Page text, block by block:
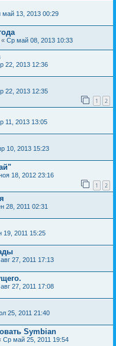
май 13, 2013 00:29
« Ср май 08, 2013 10:33
22, 2013 12:36
22, 2013 12:35
1 2
11, 2013 13:05
10, 2013 15:23
18, 2012 23:16
1 2
28, 2011 02:31
19, 2011 15:25
27, 2011 17:13
27, 2011 17:08
25, 2011 21:40
Symbian
Ср май 25, 2011 19:54